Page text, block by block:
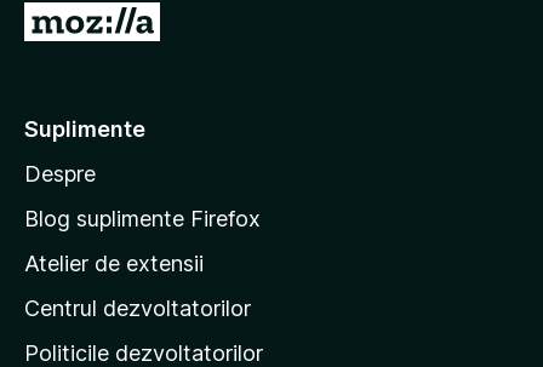
D
t
p
e
a
g
i
Suplimente
Despre
Blog suplimente Firefox
Atelier de extensii
Centrul dezvoltatorilor
Politicile dezvoltatorilor